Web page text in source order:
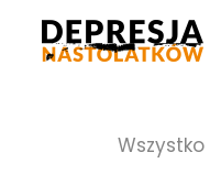
Wszystko